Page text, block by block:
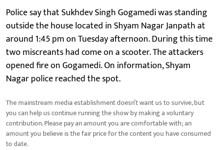
Police say that Sukhdev Singh Gogamedi was standing
outside the house located in Shyam Nagar Janpath at
around 1:45 pm on Tuesday afternoon. During this time
two miscreants had come on a scooter. The attackers
opened fire on Gogamedi. On information, Shyam
Nagar police reached the spot.
The mainstream media establishment doesn’t want us to survive, but
you can help us continue running the show by making a voluntary
contribution. Please pay an amount you are comfortable with; an
amount you believe is the fair price for the content you have consumed
to date.